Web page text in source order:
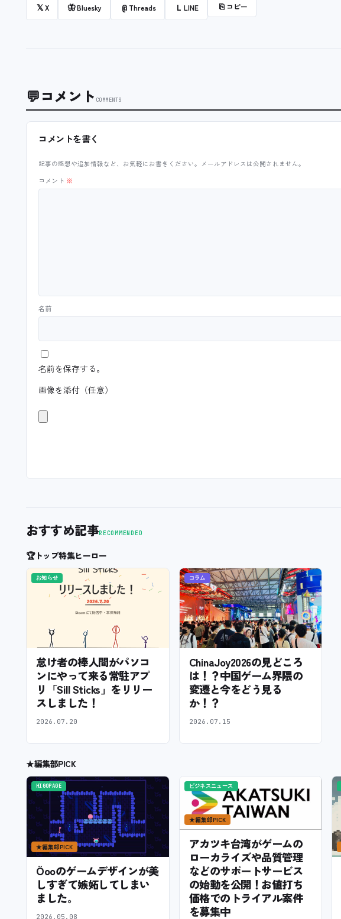
𝕏X 🦋Bluesky @ Threads L LINE ⎘ コピー
💬コメント COMMENTS
コメントを書く
記事の感想や追加情報など、お気軽にお書きください。メールアドレスは公開されません。
コメント ※
名前
名前を保存する。
画像を添付（任意）
おすすめ記事RECOMMENDED
🏆トップ特集ヒーロー
お知らせ
怠け者の棒人間がパソコ
ンにやって来る常駐アプ
リ「Sill Sticks」をリリー
スしました！
2026.07.20
コラム
ChinaJoy2026の見どころ
は！？中国ゲーム界隈の
変遷と今をどう見る
か！？
2026.07.15
★編集部PICK
HIGOPAGE
★編集部PICK
Öooのゲームデザインが美
しすぎて嫉妬してしまい
ました。
2026.05.08
ビジネスニュース
★編集部PICK
アカツキ台湾がゲームの
ローカライズや品質管理
などのサポートサービス
の始動を公開！お値打ち
価格でのトライアル案件
を募集中